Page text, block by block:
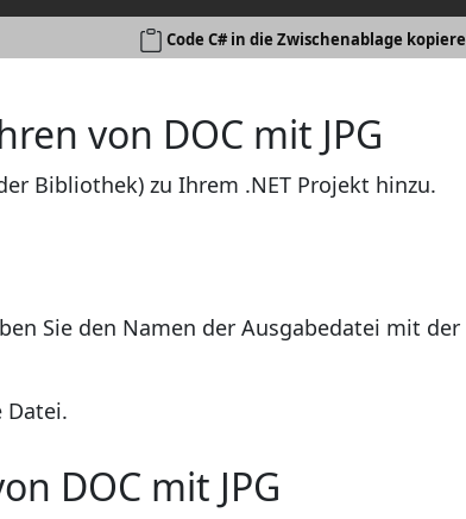
Code C# in die Zwischenablage
von DOC mit JPG
Bibliothek) zu Ihrem .NET Projekt hinzu.
Sie den Namen der Ausgabedatei mit der
Datei.
DOC mit JPG